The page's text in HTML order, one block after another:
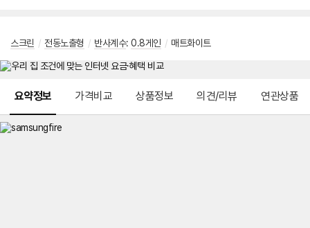
스크린 / 전동노출형 / 반사계수: 0.8게인 / 매트화이트
요약정보 가격비교 상품정보 의견/리뷰 연관상품